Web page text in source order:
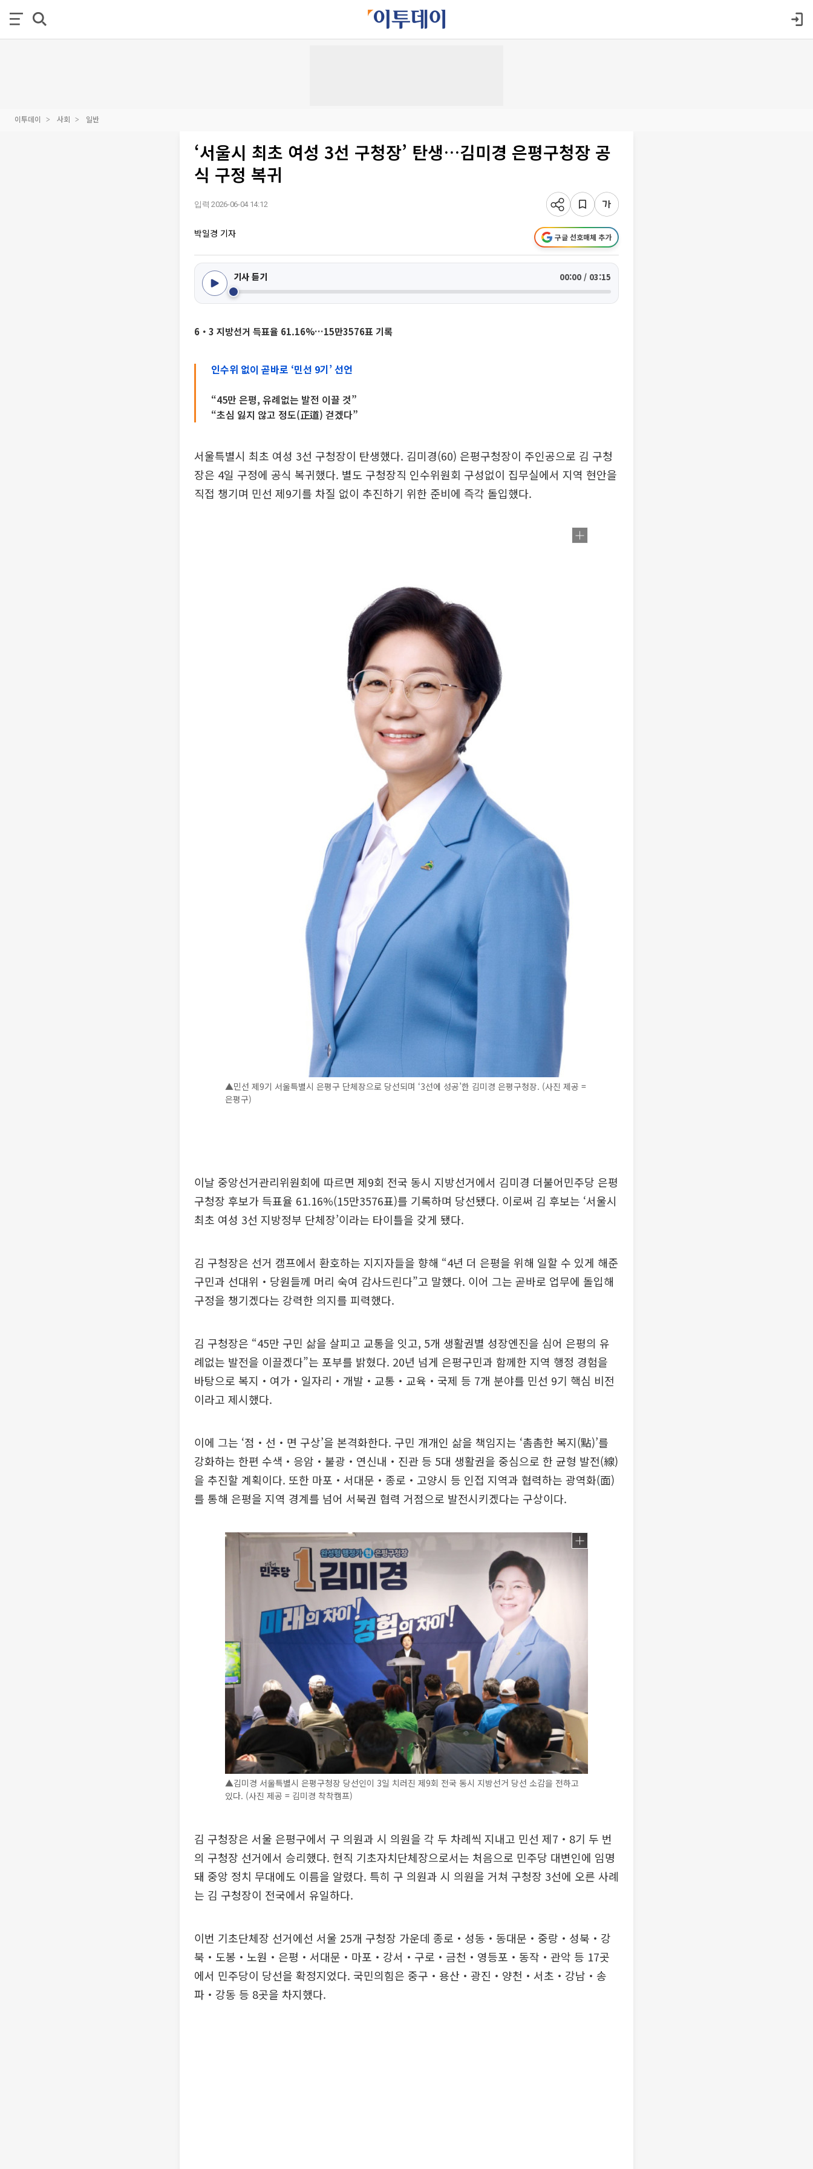
이투데이 사회 일반
‘서울시 최초 여성 3선 구청장’ 탄생…김미경 은평구청장 공
식 구정 복귀
입력 2026-06-04 14:12
박일경 기자 구글 선호매체 추가
기사 듣기 00:00 / 03:15
6‧3 지방선거 득표율 61.16%…15만3576표 기록
인수위 없이 곧바로 ‘민선 9기’ 선언
“45만 은평, 유례없는 발전 이끌 것”
“초심 잃지 않고 정도(正道) 걷겠다”
서울특별시 최초 여성 3선 구청장이 탄생했다. 김미경(60) 은평구청장이 주인공으로 김 구청
장은 4일 구정에 공식 복귀했다. 별도 구청장직 인수위원회 구성없이 집무실에서 지역 현안을
직접 챙기며 민선 제9기를 차질 없이 추진하기 위한 준비에 즉각 돌입했다.
▲민선 제9기 서울특별시 은평구 단체장으로 당선되며 ‘3선에 성공’한 김미경 은평구청장. (사진 제공 =
은평구)
이날 중앙선거관리위원회에 따르면 제9회 전국 동시 지방선거에서 김미경 더불어민주당 은평
구청장 후보가 득표율 61.16%(15만3576표)를 기록하며 당선됐다. 이로써 김 후보는 ‘서울시
최초 여성 3선 지방정부 단체장’이라는 타이틀을 갖게 됐다.
김 구청장은 선거 캠프에서 환호하는 지지자들을 향해 “4년 더 은평을 위해 일할 수 있게 해준
구민과 선대위‧당원들께 머리 숙여 감사드린다”고 말했다. 이어 그는 곧바로 업무에 돌입해
구정을 챙기겠다는 강력한 의지를 피력했다.
김 구청장은 “45만 구민 삶을 살피고 교통을 잇고, 5개 생활권별 성장엔진을 심어 은평의 유
례없는 발전을 이끌겠다”는 포부를 밝혔다. 20년 넘게 은평구민과 함께한 지역 행정 경험을
바탕으로 복지‧여가‧일자리‧개발‧교통‧교육‧국제 등 7개 분야를 민선 9기 핵심 비전
이라고 제시했다.
이에 그는 ‘점‧선‧면 구상’을 본격화한다. 구민 개개인 삶을 책임지는 ‘촘촘한 복지(點)’를
강화하는 한편 수색‧응암‧불광‧연신내‧진관 등 5대 생활권을 중심으로 한 균형 발전(線)
을 추진할 계획이다. 또한 마포‧서대문‧종로‧고양시 등 인접 지역과 협력하는 광역화(面)
를 통해 은평을 지역 경계를 넘어 서북권 협력 거점으로 발전시키겠다는 구상이다.
▲김미경 서울특별시 은평구청장 당선인이 3일 치러진 제9회 전국 동시 지방선거 당선 소감을 전하고
있다. (사진 제공 = 김미경 착착캠프)
김 구청장은 서울 은평구에서 구 의원과 시 의원을 각 두 차례씩 지내고 민선 제7‧8기 두 번
의 구청장 선거에서 승리했다. 현직 기초자치단체장으로서는 처음으로 민주당 대변인에 임명
돼 중앙 정치 무대에도 이름을 알렸다. 특히 구 의원과 시 의원을 거쳐 구청장 3선에 오른 사례
는 김 구청장이 전국에서 유일하다.
이번 기초단체장 선거에선 서울 25개 구청장 가운데 종로‧성동‧동대문‧중랑‧성북‧강
북‧도봉‧노원‧은평‧서대문‧마포‧강서‧구로‧금천‧영등포‧동작‧관악 등 17곳
에서 민주당이 당선을 확정지었다. 국민의힘은 중구‧용산‧광진‧양천‧서초‧강남‧송
파‧강동 등 8곳을 차지했다.